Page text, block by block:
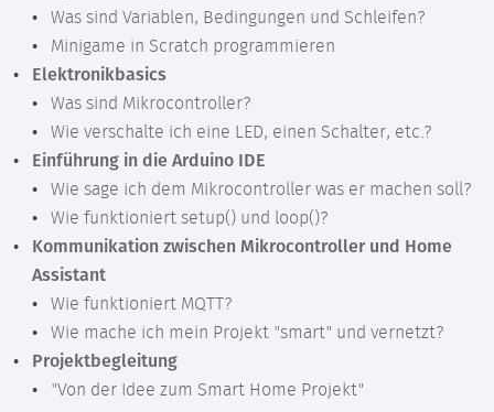
Was sind Variablen, Bedingungen und Schleifen?
Minigame in Scratch programmieren
Elektronikbasics
Was sind Mikrocontroller?
Wie verschalte ich eine LED, einen Schalter, etc.?
Einführung in die Arduino IDE
Wie sage ich dem Mikrocontroller was er machen soll?
Wie funktioniert setup() und loop()?
Kommunikation zwischen Mikrocontroller und Home
Assistant
Wie funktioniert MQTT?
Wie mache ich mein Projekt "smart" und vernetzt?
Projektbegleitung
"Von der Idee zum Smart Home Projekt"